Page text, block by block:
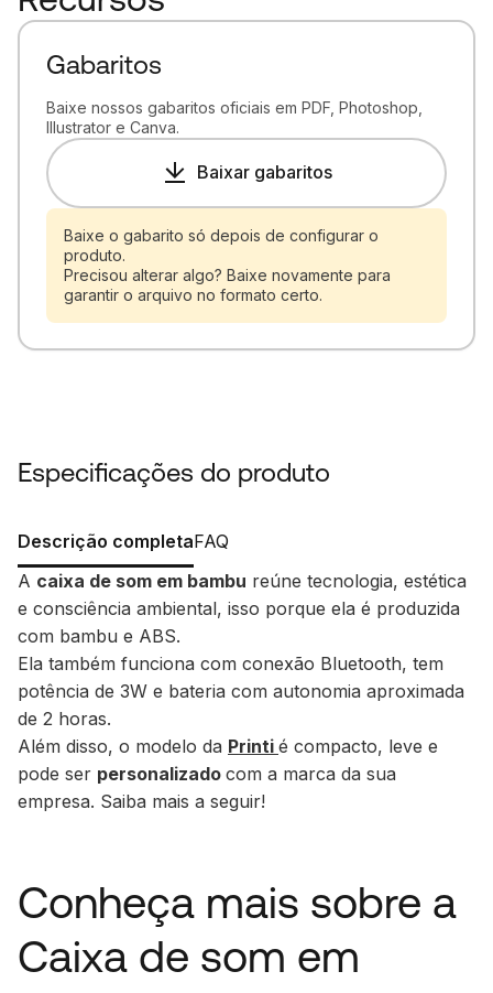
Gabaritos
Baixe nossos gabaritos oficiais em PDF, Photoshop,
Illustrator e Canva.
Baixar gabaritos
Baixe o gabarito só depois de configurar o
produto.
Precisou alterar algo? Baixe novamente para
garantir o arquivo no formato certo.
Especificações do produto
Descrição completaFAQ
A caixa de som em bambu reúne tecnologia, estética
e consciência ambiental, isso porque ela é produzida
com bambu e ABS.
Ela também funciona com conexão Bluetooth, tem
potência de 3W e bateria com autonomia aproximada
de 2 horas.
Além disso, o modelo da Printi é compacto, leve e
pode ser personalizado com a marca da sua
empresa. Saiba mais a seguir!
Conheça mais sobre a
Caixa de som em